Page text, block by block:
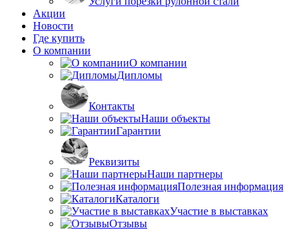
Акции
Новости
Где купить
О компании
О компании
Дипломы
Контакты
Наши объекты
Гарантии
Реквизиты
Наши партнеры
Полезная информация
Каталоги
Участие в выставках
Отзывы